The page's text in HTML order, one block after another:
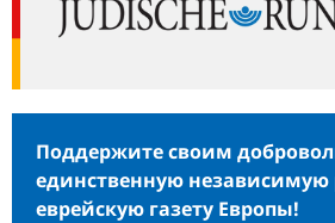
Поддержите своим
единственную независимую
еврейскую газету Европы!